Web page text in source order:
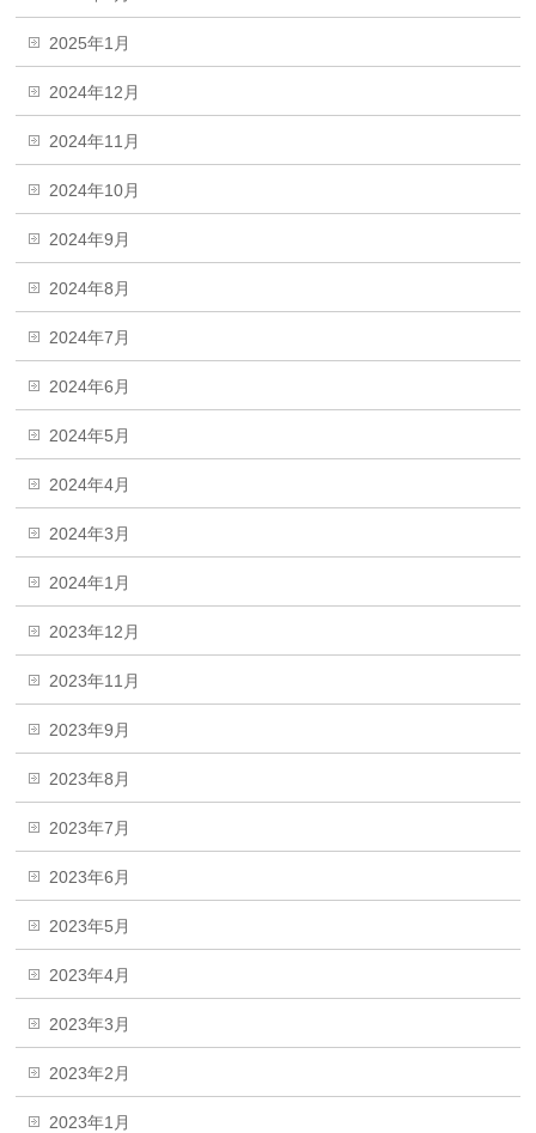
2025年1月
2024年12月
2024年11月
2024年10月
2024年9月
2024年8月
2024年7月
2024年6月
2024年5月
2024年4月
2024年3月
2024年1月
2023年12月
2023年11月
2023年9月
2023年8月
2023年7月
2023年6月
2023年5月
2023年4月
2023年3月
2023年2月
2023年1月